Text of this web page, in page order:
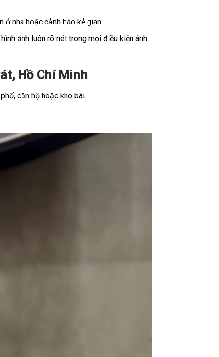
nhà hoặc cảnh báo kẻ gian.
ảnh luôn rõ nét trong mọi điều kiện ánh
Hồ Chí Minh
căn hộ hoặc kho bãi.